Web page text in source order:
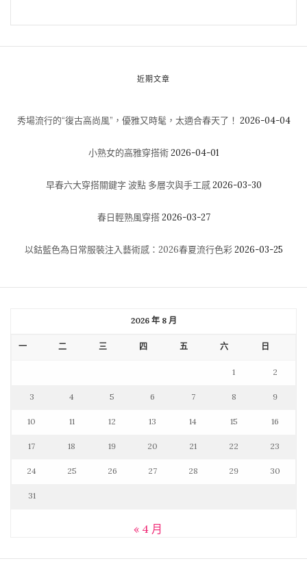
近期文章
秀場流行的“復古高尚風”，優雅又時髦，太適合春天了！ 2026-04-04
小熟女的高雅穿搭術 2026-04-01
早春六大穿搭關鍵字 波點 多層次與手工感 2026-03-30
春日輕熟風穿搭 2026-03-27
以鈷藍色為日常服裝注入藝術感：2026春夏流行色彩 2026-03-25
2026 年 8 月
一 二 三 四 五 六 日
1 2
3 4 5 6 7 8 9
10 11 12 13 14 15 16
17 18 19 20 21 22 23
24 25 26 27 28 29 30
31
« 4 月